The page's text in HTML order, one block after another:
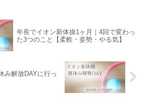
年長でイオン新体操1ヶ月｜4回で変わっ
た3つのこと【柔軟・姿勢・やる気】
み解放DAYに行っ